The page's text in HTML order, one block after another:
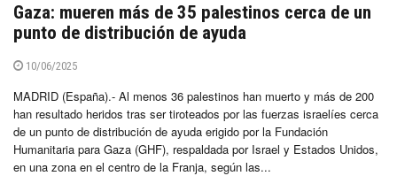
Gaza: mueren más de 35 palestinos cerca de un
punto de distribución de ayuda
10/06/2025
MADRID (España).- Al menos 36 palestinos han muerto y más de 200
han resultado heridos tras ser tiroteados por las fuerzas israelíes cerca
de un punto de distribución de ayuda erigido por la Fundación
Humanitaria para Gaza (GHF), respaldada por Israel y Estados Unidos,
en una zona en el centro de la Franja, según las...